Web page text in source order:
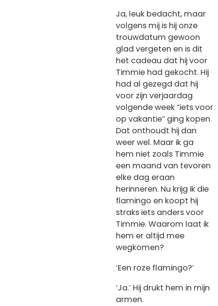
Ja, leuk bedacht, maar
volgens mij is hij onze
trouwdatum gewoon
glad vergeten en is dit
het cadeau dat hij voor
Timmie had gekocht. Hij
had al gezegd dat hij
voor zijn verjaardag
volgende week “iets voor
op vakantie” ging kopen.
Dat onthoudt hij dan
weer wel. Maar ik ga
hem niet zoals Timmie
een maand van tevoren
elke dag eraan
herinneren. Nu krijg ik die
flamingo en koopt hij
straks iets anders voor
Timmie. Waarom laat ik
hem er altijd mee
wegkomen?
‘Een roze flamingo?’
‘Ja.’ Hij drukt hem in mijn
armen.